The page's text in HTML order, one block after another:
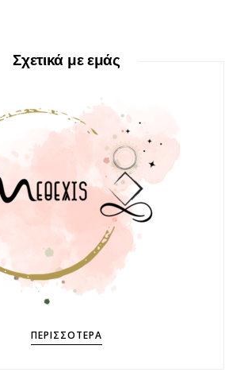
Σχετικά με εμάς
ΠΕΡΙΣΣΌΤΕΡΑ